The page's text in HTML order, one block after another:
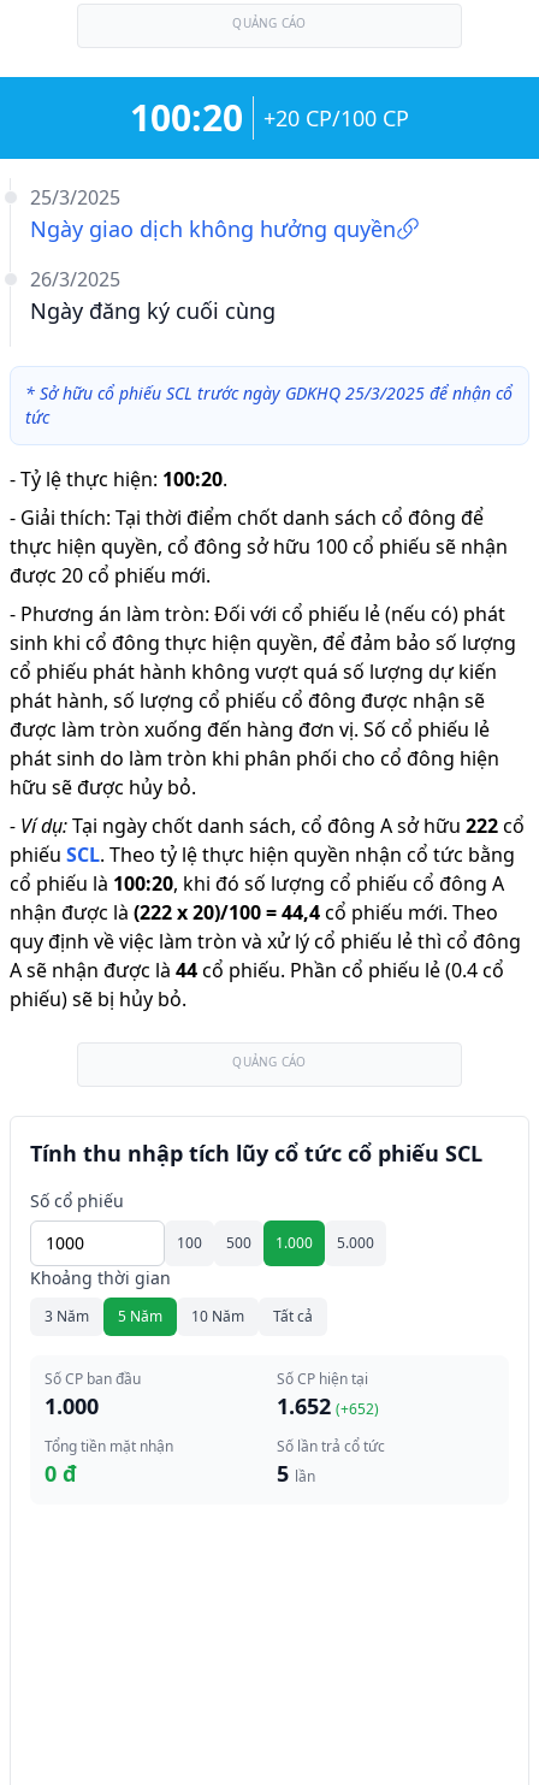
QUẢNG CÁO
25/3/2025
Ngày giao dịch không hưởng quyền
26/3/2025
Ngày đăng ký cuối cùng
100:20 +20 CP/100 CP
* Sở hữu cổ phiếu SCL trước ngày GDKHQ 25/3/2025 để nhận cổ
tức
-Tỷ lệ thực hiện: 100:20.
- Giải thích: Tại thời điểm chốt danh sách cổ đông để
thực hiện quyền, cổ đông sở hữu 100 cổ phiếu sẽ nhận
được 20 cổ phiếu mới.
- Phương án làm tròn: Đối với cổ phiếu lẻ (nếu có) phát
sinh khi cổ đông thực hiện quyền, để đảm bảo số lượng
cổ phiếu phát hành không vượt quá số lượng dự kiến
phát hành, số lượng cổ phiếu cổ đông được nhận sẽ
được làm tròn xuống đến hàng đơn vị. Số cổ phiếu lẻ
phát sinh do làm tròn khi phân phối cho cổ đông hiện
hữu sẽ được hủy bỏ.
- Ví dụ:Tại ngày chốt danh sách, cổ đông A sở hữu 222cổ
phiếu SCL. Theo tỷ lệ thực hiện quyền nhận cổ tức bằng
cổ phiếu là 100:20, khi đó số lượng cổ phiếu cổ đông A
nhận được là (222x20)/100=44,4cổ phiếu mới. Theo
quy định về việc làm tròn và xử lý cổ phiếu lẻ thì cổ đông
A sẽ nhận được là 44cổ phiếu. Phần cổ phiếu lẻ (0.4 cổ
phiếu) sẽ bị hủy bỏ.
QUẢNG CÁO
Tính thu nhập tích lũy cổ tức cổ phiếu SCL
Số cổ phiếu
100 500 1.000 5.000
Khoảng thời gian
3 Năm 5 Năm 10 Năm Tất cả
Số CP ban đầu
1.000
Số CP hiện tại
1.652 (+652)
Tổng tiền mặt nhận
0 đ
Số lần trả cổ tức
5 lần